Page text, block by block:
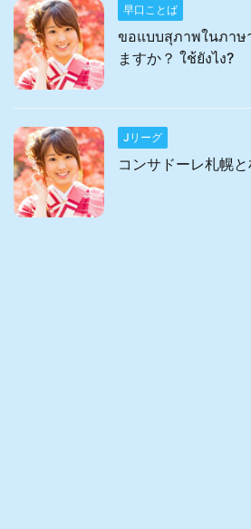
早口ことば
ขอแบบสุภาพในภาษ
ますか？ ใช้ยังไง?
Jリーグ
コンサドーレ札幌